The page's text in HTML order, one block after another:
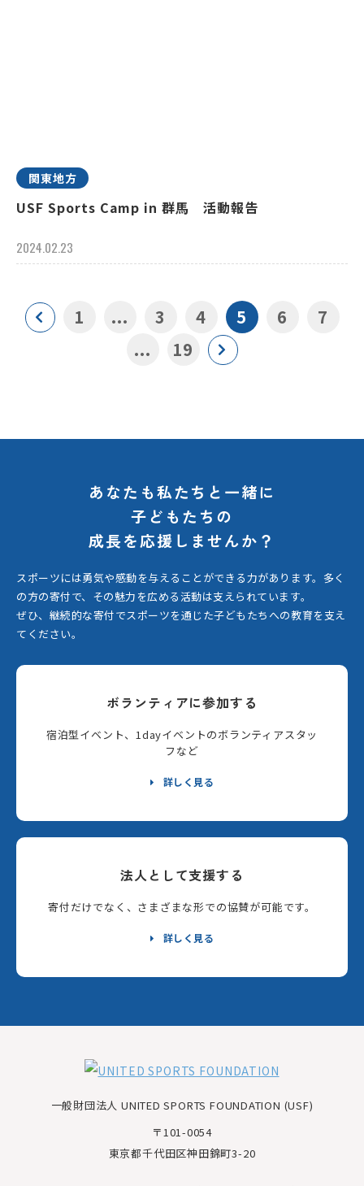
関東地方
USF Sports Camp in 群馬 活動報告
2024.02.23
1 ... 3 4 5 6
7
...
19
あなたも私たちと一緒に
子どもたちの
成長を応援しませんか？
スポーツには勇気や感動を与えることができる力があります。 多く
の方の寄付で、その魅力を広める活動は支えられています。
ぜひ、継続的な寄付でスポーツを通じた子どもたちへの教育を支え
てください。
ボランティアに参加する
宿泊型イベント、1dayイベントのボランティアスタッ
フなど
詳しく見る
法人として支援する
寄付だけでなく、さまざまな形での協賛が可能です。
詳しく見る
一般財団法人 UNITED SPORTS FOUNDATION (USF)
〒101-0054
東京都千代田区神田錦町3-20